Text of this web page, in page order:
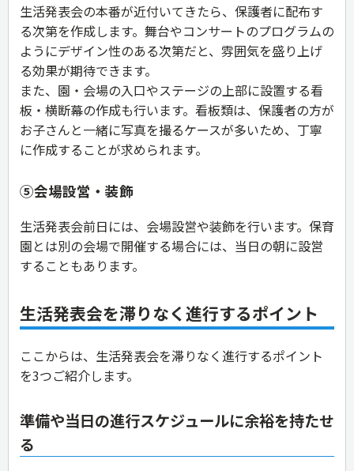
生活発表会の本番が近付いてきたら、保護者に配布す
る次第を作成します。舞台やコンサートのプログラムの
ようにデザイン性のある次第だと、雰囲気を盛り上げ
る効果が期待できます。
また、園・会場の入口やステージの上部に設置する看
板・横断幕の作成も行います。看板類は、保護者の方が
お子さんと一緒に写真を撮るケースが多いため、丁寧
に作成することが求められます。
⑤会場設営・装飾
生活発表会前日には、会場設営や装飾を行います。保育
園とは別の会場で開催する場合には、当日の朝に設営
することもあります。
生活発表会を滞りなく進行するポイント
ここからは、生活発表会を滞りなく進行するポイント
を3つご紹介します。
準備や当日の進行スケジュールに余裕を持たせ
る